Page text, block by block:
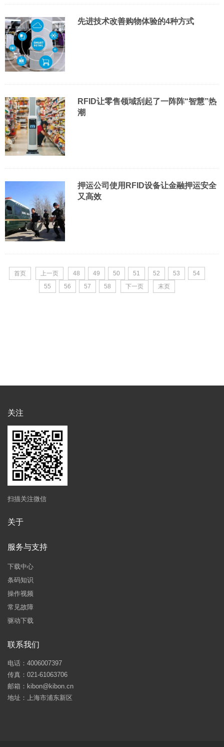
先进技术改善购物体验的4种方式
RFID让零售领域刮起了一阵阵“智慧”热
潮
押运公司使用RFID设备让金融押运安全
又高效
首页 上一页 48 49 50 51 52 53
54
55
56 57 58 下一页 末页
关注
扫描关注微信
关于
服务与支持
下载中心
条码知识
操作视频
常见故障
驱动下载
联系我们
电话：4006007397
传真：021-61063706
邮箱：kibon@kibon.cn
地址：上海市浦东新区